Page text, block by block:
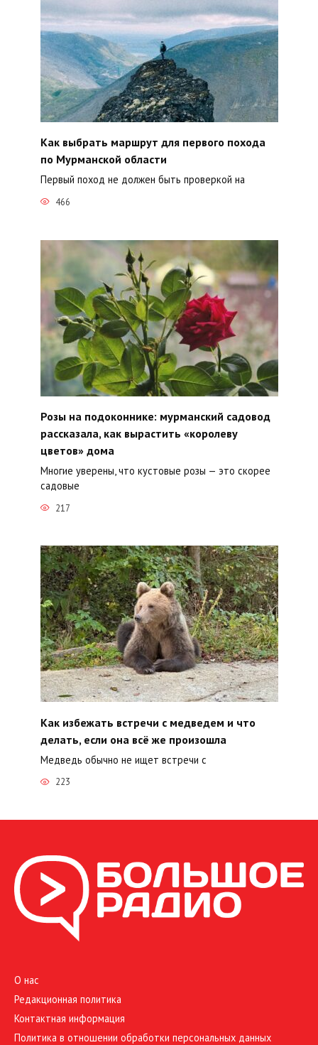
Как выбрать маршрут для первого похода
по Мурманской области
Первый поход не должен быть проверкой на
466
Розы на подоконнике: мурманский садовод
рассказала, как вырастить «королеву
цветов» дома
Многие уверены, что кустовые розы — это скорее
садовые
217
Как избежать встречи с медведем и что
делать, если она всё же произошла
Медведь обычно не ищет встречи с
223
О нас
Редакционная политика
Контактная информация
Политика в отношении обработки персональных данных